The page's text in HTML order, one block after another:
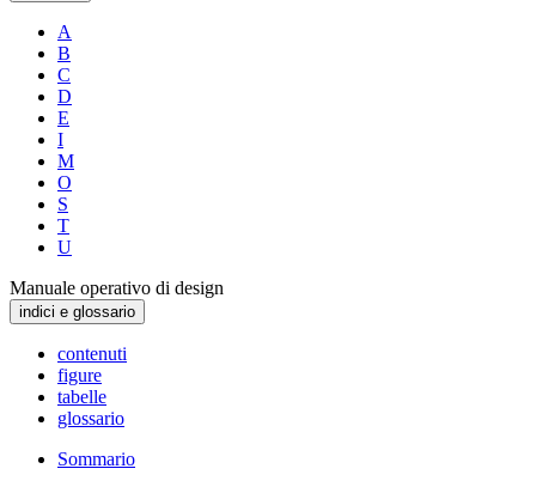
A
B
C
D
E
I
M
O
S
T
U
Manuale operativo di design
indici e glossario
contenuti
figure
tabelle
glossario
Sommario